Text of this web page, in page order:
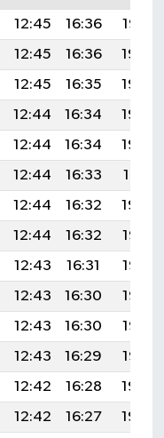
12:45 16:36
19:47
12:45 16:36
19:46
12:45 16:35
19:45
12:44 16:34
19:43
12:44 16:34
19:42
12:44 16:33
19:41
12:44 16:32
19:39
12:44 16:32
19:38
12:43 16:31
19:36
12:43 16:30
19:35
12:43 16:30
19:33
12:43 16:29
19:32
12:42 16:28
19:30
12:42 16:27
19:29